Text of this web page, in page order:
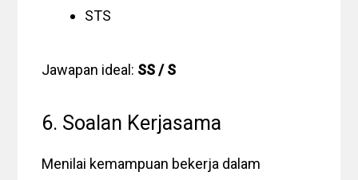
STS
Jawapan ideal: SS / S
6. Soalan Kerjasama
Menilai kemampuan bekerja dalam